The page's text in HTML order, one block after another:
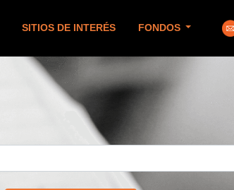
SITIOS DE INTERÉS FONDOS